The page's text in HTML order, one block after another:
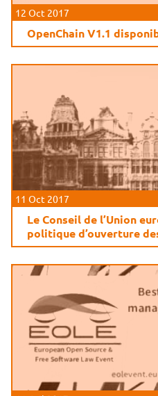
12 Oct 2017
OpenChain V1.1
11 Oct 2017
Le Conseil de l’Union
politique d’ouverture